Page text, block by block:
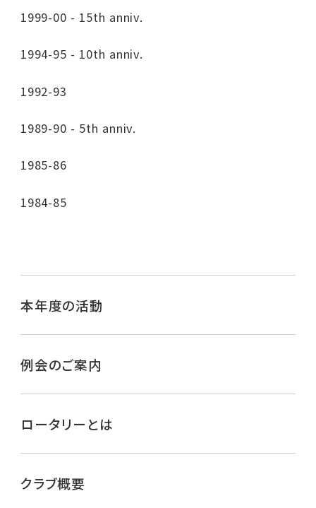
1999-00 - 15th anniv.
1994-95 - 10th anniv.
1992-93
1989-90 - 5th anniv.
1985-86
1984-85
本年度の活動
例会のご案内
ロータリーとは
クラブ概要